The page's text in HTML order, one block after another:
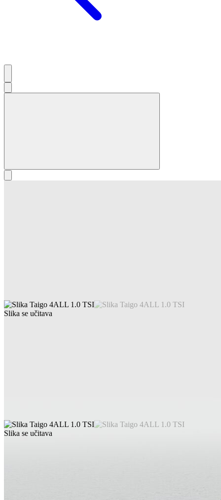
Slika se učitava
Slika se učitava